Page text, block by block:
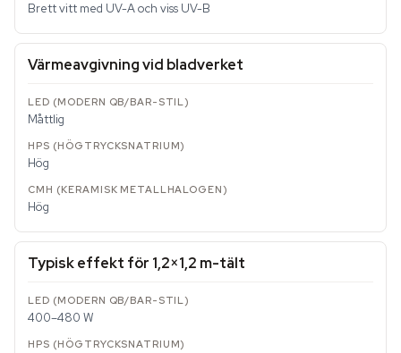
Brett vitt med UV-A och viss UV-B
Värmeavgivning vid bladverket
Måttlig
Hög
Hög
Typisk effekt för 1,2×1,2 m-tält
400–480 W